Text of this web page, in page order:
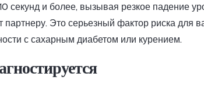
секунд и более, вызывая резкое падение
Это серьезный фактор риска для
с сахарным диабетом или курением.